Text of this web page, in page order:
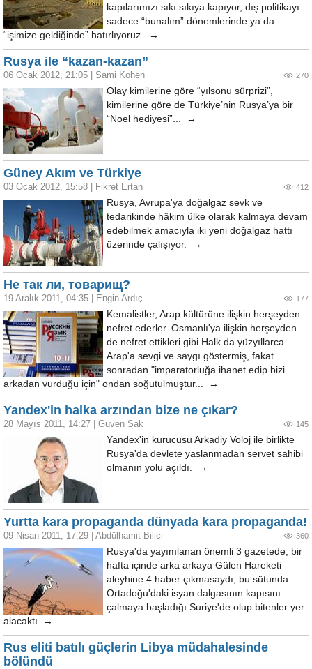
kapılarımızı sıkı sıkıya kapıyor, dış politikayı
sadece “bunalım” dönemlerinde ya da
“işimize geldiğinde” hatırlıyoruz. →
Rusya ile “kazan-kazan”
06 Ocak 2012, 21:05 Sami Kohen 270
Olay kimilerine göre “yılsonu sürprizi”,
kimilerine göre de Türkiye’nin Rusya’ya bir
“Noel hediyesi”... →
Güney Akım ve Türkiye
03 Ocak 2012, 15:58 Fikret Ertan 412
Rusya, Avrupa'ya doğalgaz sevk ve
tedarikinde hâkim ülke olarak kalmaya devam
edebilmek amacıyla iki yeni doğalgaz hattı
üzerinde çalışıyor. →
Не так ли, товарищ?
19 Aralık 2011, 04:35 Engin Ardıç 177
Kemalistler, Arap kültürüne ilişkin herşeyden
nefret ederler. Osmanlı'ya ilişkin herşeyden
de nefret ettikleri gibi.Halk da yüzyıllarca
Arap'a sevgi ve saygı göstermiş, fakat
sonradan "imparatorluğa ihanet edip bizi
arkadan vurduğu için" ondan soğutulmuştur... →
Yandex'in halka arzından bize ne çıkar?
28 Mayıs 2011, 14:27 Güven Sak 145
Yandex'in kurucusu Arkadiy Voloj ile birlikte
Rusya'da devlete yaslanmadan servet sahibi
olmanın yolu açıldı. →
Yurtta kara propaganda dünyada kara propaganda!
09 Nisan 2011, 17:29 Abdülhamit Bilici 360
Rusya'da yayımlanan önemli 3 gazetede, bir
hafta içinde arka arkaya Gülen Hareketi
aleyhine 4 haber çıkmasaydı, bu sütunda
Ortadoğu'daki isyan dalgasının kapısını
çalmaya başladığı Suriye'de olup bitenler yer
alacaktı →
Rus eliti batılı güçlerin Libya müdahalesinde
bölündü